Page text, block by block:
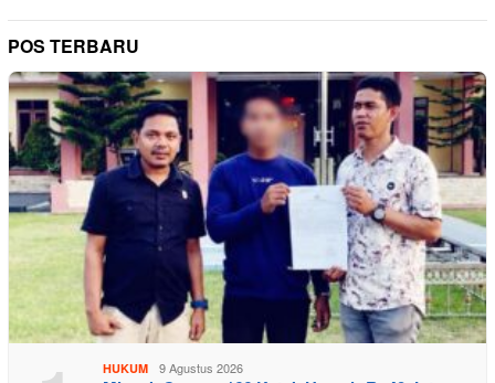
POS TERBARU
HUKUM 9 Agustus 2026